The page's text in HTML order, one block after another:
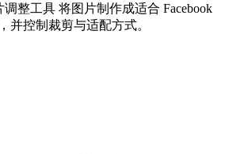
调整工具 将图片制作成适合 Facebook
并控制裁剪与适配方式。